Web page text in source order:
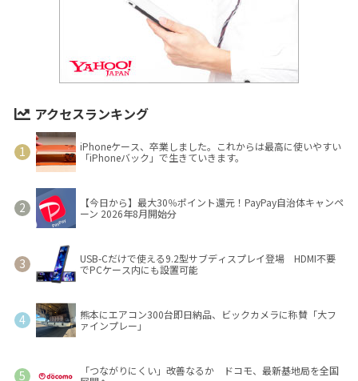
アクセスランキング
iPhoneケース、卒業しました。これからは最高に使いやすい
「iPhoneバック」で生きていきます。
【今日から】最大30％ポイント還元！PayPay自治体キャンペ
ーン 2026年8月開始分
USB-Cだけで使える9.2型サブディスプレイ登場 HDMI不要
でPCケース内にも設置可能
熊本にエアコン300台即日納品、ビックカメラに称賛「大フ
ァインプレー」
「つながりにくい」改善なるか ドコモ、最新基地局を全国